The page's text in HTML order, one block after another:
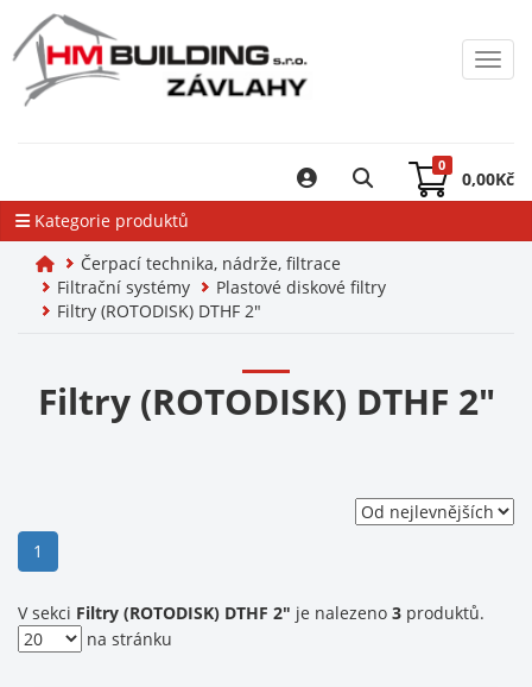
0
0,00Kč
Kategorie produktů
Čerpací technika, nádrže, filtrace
Filtrační systémy
Plastové diskové filtry
Filtry (ROTODISK) DTHF 2"
Filtry (ROTODISK) DTHF 2"
1
V sekci Filtry (ROTODISK) DTHF 2" je nalezeno 3 produktů.
na stránku